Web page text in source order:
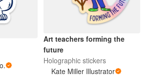
Art teachers forming the
future
Holographic stickers
Kate Miller Illustrator